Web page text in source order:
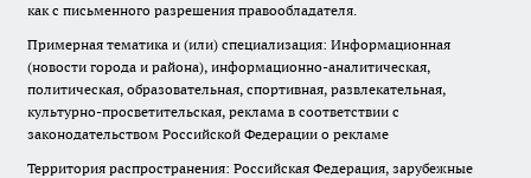
как с письменного разрешения правообладателя.
Примерная тематика и (или) специализация: Информационная
(новости города и района), информационно-аналитическая,
политическая, образовательная, спортивная, развлекательная,
культурно-просветительская, реклама в соответствии с
законодательством Российской Федерации о рекламе
Территория распространения: Российская Федерация, зарубежные